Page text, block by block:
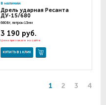
В наличии
Дрель ударная Ресанта
ДУ-15/680
680Вт, патрон 13мм
3 190 руб.
Цена при заказе на сайте
КУПИТЬ В 1 КЛИК
1 2 3 4